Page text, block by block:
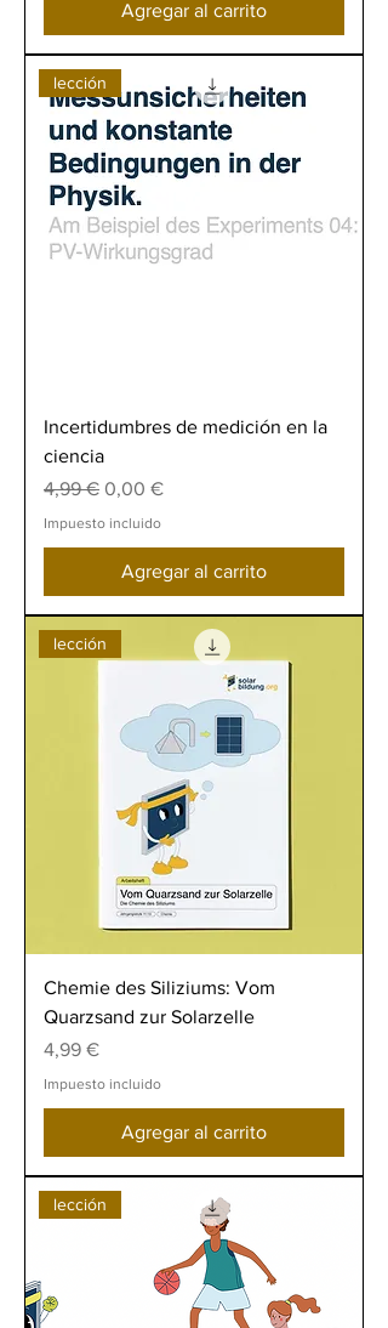
Agregar al carrito
lección
Incertidumbres de medición en la
ciencia
Precio
4,99 € Precio de oferta
0,00 €
Impuesto incluido
Agregar al carrito
lección
Chemie des Siliziums: Vom
Quarzsand zur Solarzelle
Precio
4,99 €
Impuesto incluido
Agregar al carrito
lección